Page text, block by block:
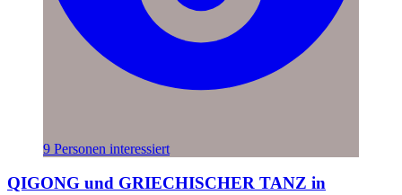
9 Personen interessiert
QIGONG und GRIECHISCHER TANZ in